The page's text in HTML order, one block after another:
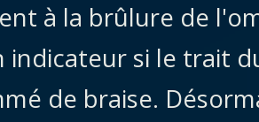
à la brûlure de
indicateur si le trait
de braise.